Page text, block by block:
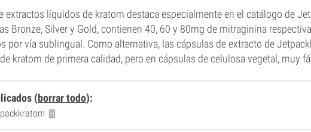
extractos líquidos de kratom destaca especialmente en el catálogo de
Bronze, Silver y Gold, contienen 40, 60 y 80mg de mitraginina
por vía sublingual. Como alternativa, las cápsulas de extracto de
kratom de primera calidad, pero en cápsulas de celulosa vegetal, muy
(borrar todo):